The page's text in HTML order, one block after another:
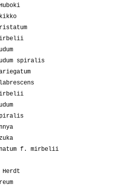
spiralis
f. mirbelii